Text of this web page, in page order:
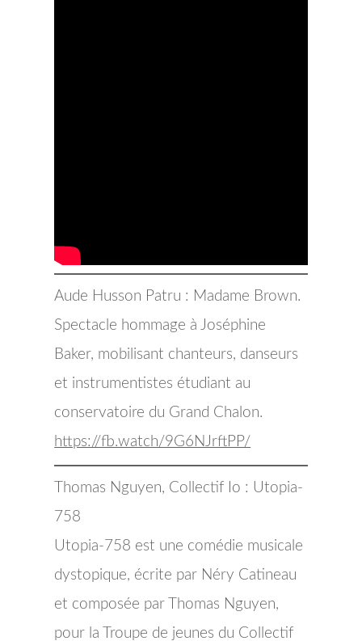
Aude Husson Patru : Madame Brown.
Spectacle hommage à Joséphine
Baker, mobilisant chanteurs, danseurs
et instrumentistes étudiant au
conservatoire du Grand Chalon.
https://fb.watch/9G6NJrftPP/
Thomas Nguyen, Collectif Io : Utopia-
758
Utopia-758 est une comédie musicale
dystopique, écrite par Néry Catineau
et composée par Thomas Nguyen,
pour la Troupe de jeunes du Collectif